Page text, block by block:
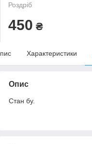
Роздріб
450 ₴
Характеристики
Опис
Стан бу.